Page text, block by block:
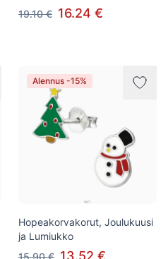
19.10 € 16.24 €
Alennus -15%
Hopeakorvakorut, Joulukuusi
ja Lumiukko
15.90 € 13.52 €